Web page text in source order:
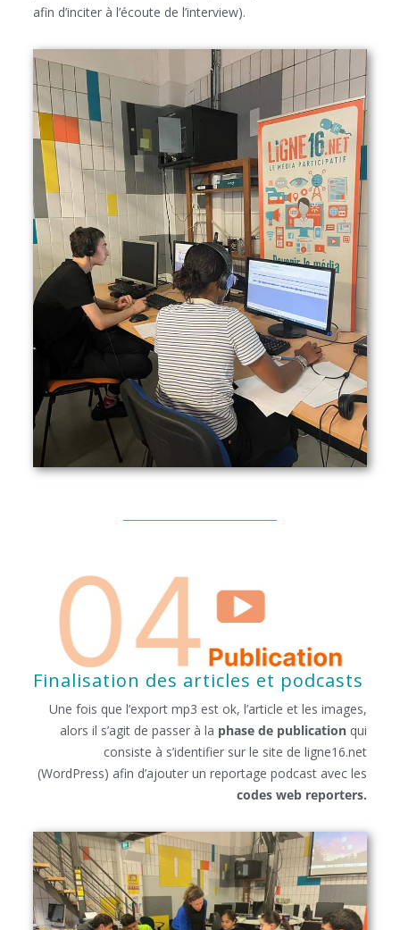
afin d’inciter à l’écoute de l’interview).
Finalisation des articles et podcasts
Une fois que l’export mp3 est ok, l’article et les images,
alors il s’agit de passer à la phase de publication qui
consiste à s’identifier sur le site de ligne16.net
(WordPress) afin d’ajouter un reportage podcast avec les
codes web reporters.